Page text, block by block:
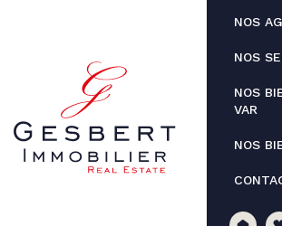
NOS
NOS
NOS
VAR
NOS